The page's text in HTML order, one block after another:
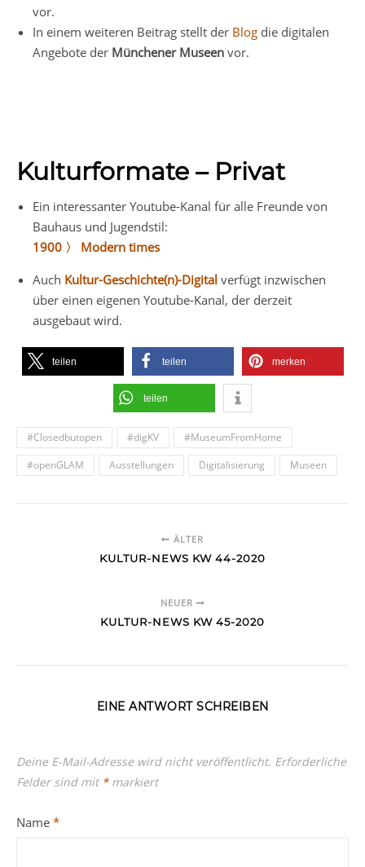
vor.
In einem weiteren Beitrag stellt der Blog die digitalen
Angebote der Münchener Museen vor.
Kulturformate – Privat
Ein interessanter Youtube-Kanal für alle Freunde von
Bauhaus und Jugendstil:
1900 〉 Modern times
Auch Kultur-Geschichte(n)-Digital verfügt inzwischen
über einen eigenen Youtube-Kanal, der derzeit
ausgebaut wird.
teilen teilen merken
teilen
#Closedbutopen #digKV
#MuseumFromHome
#openGLAM
Ausstellungen Digitalisierung Museen
ÄLTER
KULTUR-NEWS KW 44-2020
NEUER
KULTUR-NEWS KW 45-2020
EINE ANTWORT SCHREIBEN
Deine E-Mail-Adresse wird nicht veröffentlicht. Erforderliche
Felder sind mit *markiert
Name *